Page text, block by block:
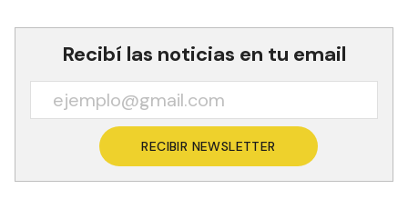
Recibí las noticias en tu email
RECIBIR NEWSLETTER